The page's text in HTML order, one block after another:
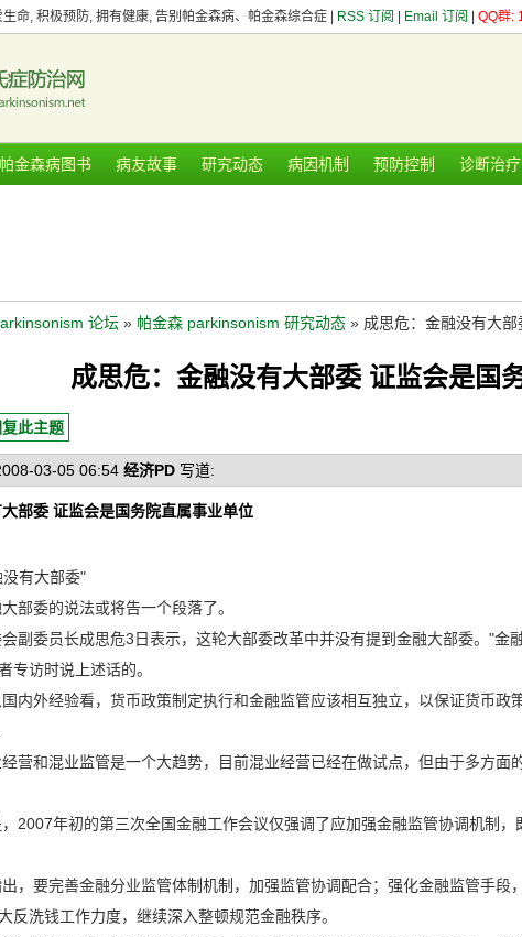
生命, 积极预防, 拥有健康, 告别帕金森病、帕金森综合症 | RSS 订阅 Email 订阅 QQ群:
帕金森病图书 病友故事 研究动态 病因机制 预防控制 诊断治疗
论坛 » 帕金森 parkinsonism 研究动态 » 成思危：金融没有大
成思危：金融没有大部委 证监会是国
复此主题
03-05 06:54 经济PD 写道:
部委 证监会是国务院直属事业单位
有大部委"
委的说法或将告一个段落了。
委员长成思危3日表示，这轮大部委改革中并没有提到金融大部委。"金
专访时说上述话的。
外经验看，货币政策制定执行和金融监管应该相互独立，以保证货币政
和混业监管是一个大趋势，目前混业经营已经在做试点，但由于多方面
年初的第三次全国金融工作会议仅强调了应加强金融监管协调机制，
要完善金融分业监管体制机制，加强监管协调配合；强化金融监管手段
反洗钱工作力度，继续深入整顿规范金融秩序。